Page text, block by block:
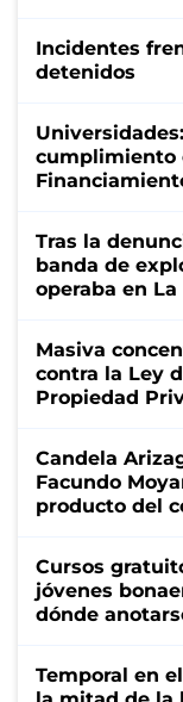
Incidentes
detenidos
cumplimiento
Tras la
banda de
operaba en
Masiva
contra la Ley
Propiedad
Candela
Facundo
producto del
Cursos
jóvenes
dónde
Temporal en